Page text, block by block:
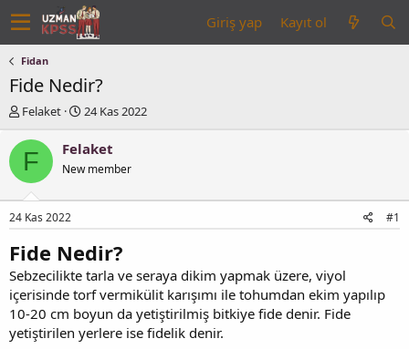
Giriş yap Kayıt ol
Fidan
Fide Nedir?
K
n
u
y
a
l
a
t
a
n
Felaket
B
ş
l
a
t
a
r
h
i
24 Kas 2022
F Felaket
New member
24 Kas 2022 #1
Fide Nedir?
Sebzecilikte tarla ve seraya dikim yapmak üzere, viyol
içerisinde torf vermikülit karışımı ile tohumdan ekim yapılıp
10-20 cm boyun da yetiştirilmiş bitkiye fide denir. Fide
yetiştirilen yerlere ise fidelik denir.